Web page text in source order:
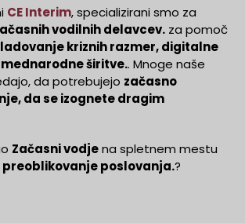
CE Interim, specializirani smo za
vodilnih delavcev. za pomoč
kriznih razmer, digitalne
širitve.. Mnoge naše
da potrebujejo začasno
da se izognete dragim
Začasni vodjena spletnem mestu
poslovanja.?